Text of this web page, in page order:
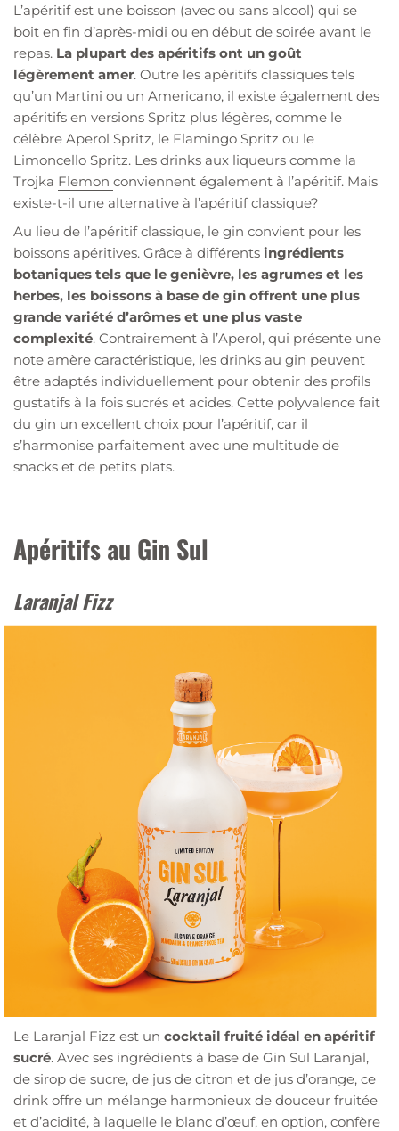
L’apéritif est une boisson (avec ou sans alcool) qui se
boit en fin d’après-midi ou en début de soirée avant le
repas. La plupart des apéritifs ont un goût
légèrement amer. Outre les apéritifs classiques tels
qu’un Martini ou un Americano, il existe également des
apéritifs en versions Spritz plus légères, comme le
célèbre Aperol Spritz, le Flamingo Spritz ou le
Limoncello Spritz. Les drinks aux liqueurs comme la
Trojka Flemon conviennent également à l’apéritif. Mais
existe-t-il une alternative à l’apéritif classique?
Au lieu de l’apéritif classique, le gin convient pour les
boissons apéritives. Grâce à différents ingrédients
botaniques tels que le genièvre, les agrumes et les
herbes, les boissons à base de gin offrent une plus
grande variété d’arômes et une plus vaste
complexité. Contrairement à l’Aperol, qui présente une
note amère caractéristique, les drinks au gin peuvent
être adaptés individuellement pour obtenir des profils
gustatifs à la fois sucrés et acides. Cette polyvalence fait
du gin un excellent choix pour l’apéritif, car il
s’harmonise parfaitement avec une multitude de
snacks et de petits plats.
Apéritifs au Gin Sul
Laranjal Fizz
Le Laranjal Fizz est un cocktail fruité idéal en apéritif
sucré. Avec ses ingrédients à base de Gin Sul Laranjal,
de sirop de sucre, de jus de citron et de jus d’orange, ce
drink offre un mélange harmonieux de douceur fruitée
et d’acidité, à laquelle le blanc d’œuf, en option, confère